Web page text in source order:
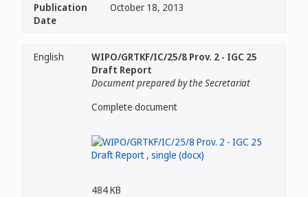
Publication
Date
October 18, 2013
English
WIPO/GRTKF/IC/25/8 Prov. 2 - IGC 25
Draft Report
Document prepared by the Secretariat
Complete document
484 KB